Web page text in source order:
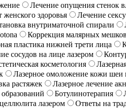
Лечение опущения стенок
женского здоровья Лечение
внутриматочной спирали
Коррекция малярных мешков
пластика нижней трети лица
сосудов на лице лазером
косметология
Лазерное омоложение кожи шеи
растяжек Лазерное лечение
Ботулинотерапия
лазером
Ответы на